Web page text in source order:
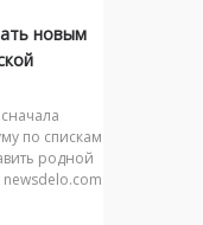
новым
по спискам
родной